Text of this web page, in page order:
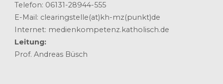
Telefon: 06131-28944-555
E-Mail: clearingstelle(at)kh-mz(punkt)de
Internet: medienkompetenz.katholisch.de
Leitung:
Prof. Andreas Büsch